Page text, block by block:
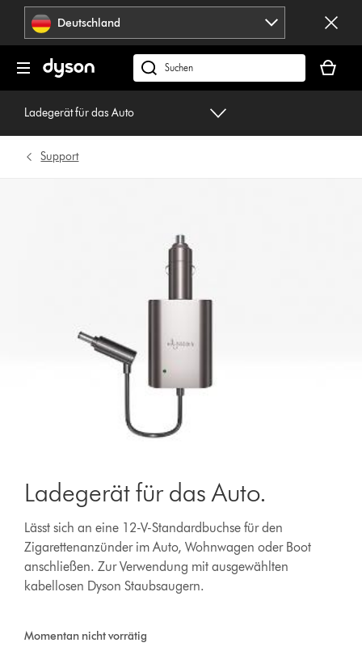
Navigation
überspringenDeutschland
dyson.de
durchsuchen
ist
Ladegerät für das Auto
Support
Ladegerät für das Auto.
Lässt sich an eine 12-V-Standardbuchse für den
Zigarettenanzünder im Auto, Wohnwagen oder Boot
anschließen. Zur Verwendung mit ausgewählten
kabellosen Dyson Staubsaugern.
Momentan nicht vorrätig